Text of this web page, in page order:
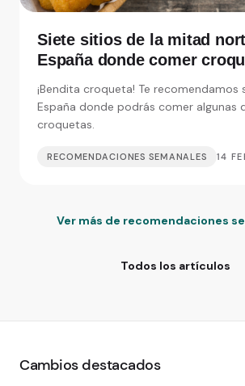
Siete sitios de la mitad
España donde comer
¡Bendita croqueta! Te recomendamos
España donde podrás comer algunas
croquetas.
RECOMENDACIONES SEMANALES 14
Ver más de recomendaciones
Todos los artículos
Cambios destacados